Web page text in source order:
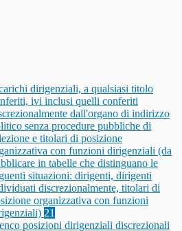
dirigenziali, a qualsiasi titolo
ivi inclusi quelli conferiti
dall'organo di indirizzo
senza procedure pubbliche di
e titolari di posizione
con funzioni dirigenziali (da
in tabelle che distinguano le
situazioni: dirigenti, dirigenti
discrezionalmente, titolari di
organizzativa con funzioni
21
posizioni dirigenziali discrezionali